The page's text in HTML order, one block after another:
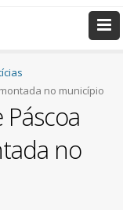
no município
no